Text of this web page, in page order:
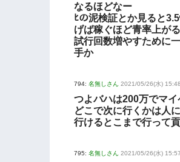
なるほどなー
ﾋの泥検証とか見ると
げば稼ぐほど青率上が
試行回数増やすために
手か
794: 名無しさん 2021/05/26(水)
つよバハは200万でマイ
どこで次に行くかは人
行けるとこまで行って
795: 名無しさん 2021/05/26(水)